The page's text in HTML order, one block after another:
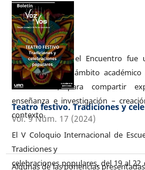
Colombia.
En esta versión el Encuentro fue
instituciones del ámbito
internacional, para compartir
enseñanza e investigación –
contexto.
Algunas de las ponencias
Teatro festivo. Tradiciones y
Vol. 9 Núm. 17 (2024)
El V Coloquio Internacional de
Tradiciones y
celebraciones populares, del 19 al